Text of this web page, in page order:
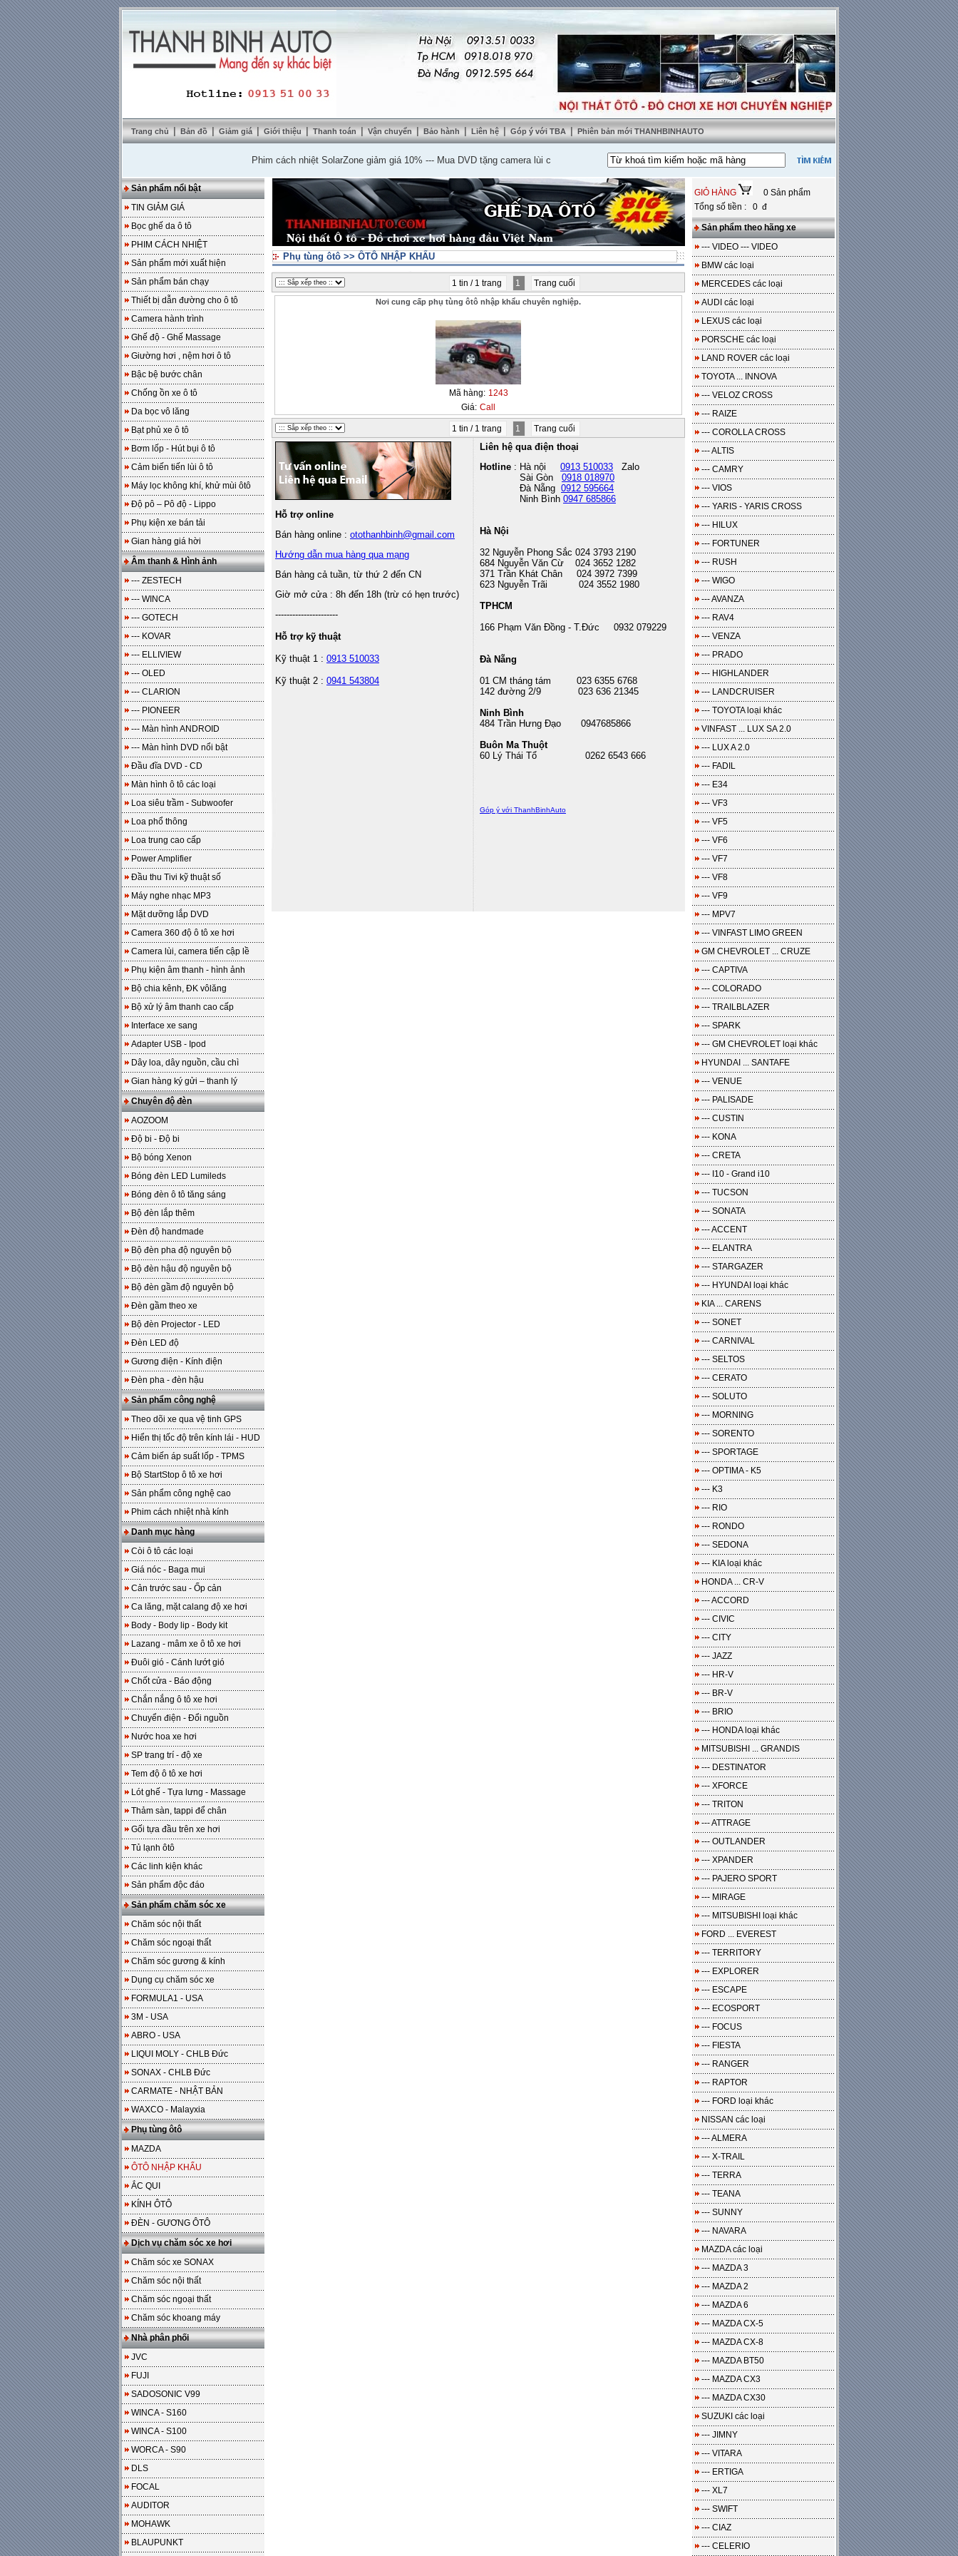
Trang chủ | Bản đồ | Giảm giá | Giới thiệu | Thanh toán | Vận chuyển | Bảo hành | Liên hệ | Góp ý với TBA | Phiên bản mới THANHBINHAUTO
Phim cách nhiệt SolarZone giảm giá 10%---Mua DVD tặng camera lùi cao cấp Lắp nệm ghế da thật tặng sàn da---Miễn phí 100% công lắp đặt
Sản phẩm nổi bật
TIN GIẢM GIÁ
Bọc ghế da ô tô
PHIM CÁCH NHIỆT
Sản phẩm mới xuất hiện
Sản phẩm bán chạy
Thiết bị dẫn đường cho ô tô
Camera hành trình
Ghế độ - Ghế Massage
Giường hơi , nệm hơi ô tô
Bậc bệ bước chân
Chống ồn xe ô tô
Da bọc vô lăng
Bạt phủ xe ô tô
Bơm lốp - Hút bụi ô tô
Cảm biến tiến lùi ô tô
Máy lọc không khí, khử mùi ôtô
Độ pô – Pô độ - Lippo
Phụ kiện xe bán tải
Gian hàng giá hời
Âm thanh & Hình ảnh
--- ZESTECH
--- WINCA
--- GOTECH
--- KOVAR
--- ELLIVIEW
--- OLED
--- CLARION
--- PIONEER
--- Màn hình ANDROID
--- Màn hình DVD nổi bật
Đầu đĩa DVD - CD
Màn hình ô tô các loại
Loa siêu trầm - Subwoofer
Loa phổ thông
Loa trung cao cấp
Power Amplifier
Đầu thu Tivi kỹ thuật số
Máy nghe nhạc MP3
Mặt dưỡng lắp DVD
Camera 360 độ ô tô xe hơi
Camera lùi, camera tiến cập lề
Phụ kiện âm thanh - hình ảnh
Bộ chia kênh, ĐK vôlăng
Bộ xử lý âm thanh cao cấp
Interface xe sang
Adapter USB - Ipod
Dây loa, dây nguồn, cầu chì
Gian hàng ký gửi – thanh lý
Chuyên độ đèn
AOZOOM
Độ bi - Độ bi
Bộ bóng Xenon
Bóng đèn LED Lumileds
Bóng đèn ô tô tăng sáng
Bộ đèn lắp thêm
Đèn độ handmade
Bộ đèn pha độ nguyên bộ
Bộ đèn hậu độ nguyên bộ
Bộ đèn gầm độ nguyên bộ
Đèn gầm theo xe
Bộ đèn Projector - LED
Đèn LED độ
Gương điện - Kính điện
Đèn pha - đèn hậu
Sản phẩm công nghệ
Theo dõi xe qua vệ tinh GPS
Hiển thị tốc độ trên kính lái - HUD
Cảm biến áp suất lốp - TPMS
Bộ StartStop ô tô xe hơi
Sản phẩm công nghệ cao
Phim cách nhiệt nhà kính
Danh mục hàng
Còi ô tô các loại
Giá nóc - Baga mui
Cản trước sau - Ốp cản
Ca lăng, mặt calang độ xe hơi
Body - Body lip - Body kit
Lazang - mâm xe ô tô xe hơi
Đuôi gió - Cánh lướt gió
Chốt cửa - Báo động
Chắn nắng ô tô xe hơi
Chuyển điện - Đổi nguồn
Nước hoa xe hơi
SP trang trí - độ xe
Tem độ ô tô xe hơi
Lót ghế - Tựa lưng - Massage
Thảm sàn, tappi để chân
Gối tựa đầu trên xe hơi
Tủ lạnh ôtô
Các linh kiện khác
Sản phẩm độc đáo
Sản phẩm chăm sóc xe
Chăm sóc nội thất
Chăm sóc ngoại thất
Chăm sóc gương & kính
Dụng cụ chăm sóc xe
FORMULA1 - USA
3M - USA
ABRO - USA
LIQUI MOLY - CHLB Đức
SONAX - CHLB Đức
CARMATE - NHẬT BẢN
WAXCO - Malayxia
Phụ tùng ôtô
MAZDA
ÔTÔ NHẬP KHẨU
ẮC QUI
KÍNH ÔTÔ
ĐÈN - GƯƠNG ÔTÔ
Dịch vụ chăm sóc xe hơi
Chăm sóc xe SONAX
Chăm sóc nội thất
Chăm sóc ngoại thất
Chăm sóc khoang máy
Nhà phân phối
JVC
FUJI
SADOSONIC V99
WINCA - S160
WINCA - S100
WORCA - S90
DLS
FOCAL
AUDITOR
MOHAWK
BLAUPUNKT
Phụ tùng ôtô >> ÔTÔ NHẬP KHẨU
1 tin / 1 trang 1 Trang cuối
Nơi cung cấp phụ tùng ôtô nhập khẩu chuyên nghiệp.
Mã hàng: 1243
Giá: Call
1 tin / 1 trang 1 Trang cuối
Hỗ trợ online
Bán hàng online : otothanhbinh@gmail.com
Hướng dẫn mua hàng qua mạng
Bán hàng cả tuần, từ thứ 2 đến CN
Giờ mở cửa : 8h đến 18h (trừ có hẹn trước)
----------------------
Hỗ trợ kỹ thuật
Kỹ thuật 1 : 0913 510033
Kỹ thuật 2 : 0941 543804
Liên hệ qua điện thoại
Hotline : Hà nội 0913 510033 Zalo
Sài Gòn 0918 018970
Đà Nẵng 0912 595664
Ninh Bình 0947 685866
Hà Nội
32 Nguyễn Phong Sắc 024 3793 2190
684 Nguyễn Văn Cừ 024 3652 1282
371 Trần Khát Chân 024 3972 7399
623 Nguyễn Trãi 024 3552 1980
TPHCM
166 Phạm Văn Đồng - T.Đức 0932 079229
Đà Nẵng
01 CM tháng tám 023 6355 6768
142 đường 2/9 023 636 21345
Ninh Bình
484 Trần Hưng Đạo 0947685866
Buôn Ma Thuột
60 Lý Thái Tổ 0262 6543 666
Góp ý với ThanhBinhAuto
GIỎ HÀNG
0 Sản phẩm
Tổng số tiền : 0 đ
Sản phẩm theo hãng xe
--- VIDEO --- VIDEO
BMW các loại
MERCEDES các loại
AUDI các loại
LEXUS các loại
PORSCHE các loại
LAND ROVER các loại
TOYOTA ... INNOVA
--- VELOZ CROSS
--- RAIZE
--- COROLLA CROSS
--- ALTIS
--- CAMRY
--- VIOS
--- YARIS - YARIS CROSS
--- HILUX
--- FORTUNER
--- RUSH
--- WIGO
--- AVANZA
--- RAV4
--- VENZA
--- PRADO
--- HIGHLANDER
--- LANDCRUISER
--- TOYOTA loại khác
VINFAST ... LUX SA 2.0
--- LUX A 2.0
--- FADIL
--- E34
--- VF3
--- VF5
--- VF6
--- VF7
--- VF8
--- VF9
--- MPV7
--- VINFAST LIMO GREEN
GM CHEVROLET ... CRUZE
--- CAPTIVA
--- COLORADO
--- TRAILBLAZER
--- SPARK
--- GM CHEVROLET loại khác
HYUNDAI ... SANTAFE
--- VENUE
--- PALISADE
--- CUSTIN
--- KONA
--- CRETA
--- I10 - Grand i10
--- TUCSON
--- SONATA
--- ACCENT
--- ELANTRA
--- STARGAZER
--- HYUNDAI loại khác
KIA ... CARENS
--- SONET
--- CARNIVAL
--- SELTOS
--- CERATO
--- SOLUTO
--- MORNING
--- SORENTO
--- SPORTAGE
--- OPTIMA - K5
--- K3
--- RIO
--- RONDO
--- SEDONA
--- KIA loại khác
HONDA ... CR-V
--- ACCORD
--- CIVIC
--- CITY
--- JAZZ
--- HR-V
--- BR-V
--- BRIO
--- HONDA loại khác
MITSUBISHI ... GRANDIS
--- DESTINATOR
--- XFORCE
--- TRITON
--- ATTRAGE
--- OUTLANDER
--- XPANDER
--- PAJERO SPORT
--- MIRAGE
--- MITSUBISHI loại khác
FORD ... EVEREST
--- TERRITORY
--- EXPLORER
--- ESCAPE
--- ECOSPORT
--- FOCUS
--- FIESTA
--- RANGER
--- RAPTOR
--- FORD loại khác
NISSAN các loại
--- ALMERA
--- X-TRAIL
--- TERRA
--- TEANA
--- SUNNY
--- NAVARA
MAZDA các loại
--- MAZDA 3
--- MAZDA 2
--- MAZDA 6
--- MAZDA CX-5
--- MAZDA CX-8
--- MAZDA BT50
--- MAZDA CX3
--- MAZDA CX30
SUZUKI các loại
--- JIMNY
--- VITARA
--- ERTIGA
--- XL7
--- SWIFT
--- CIAZ
--- CELERIO